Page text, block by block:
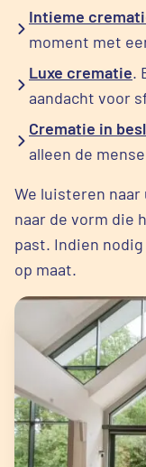
Intieme
moment met
Luxe crematie.
aandacht voor
Crematie in
alleen de
We luisteren naar
naar de vorm die
past. Indien
op maat.